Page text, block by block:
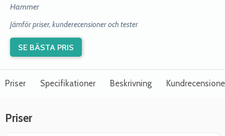
Hammer
Jämför priser, kunderecensioner och tester
SE BÄSTA PRIS
Priser Specifikationer Beskrivning
Priser